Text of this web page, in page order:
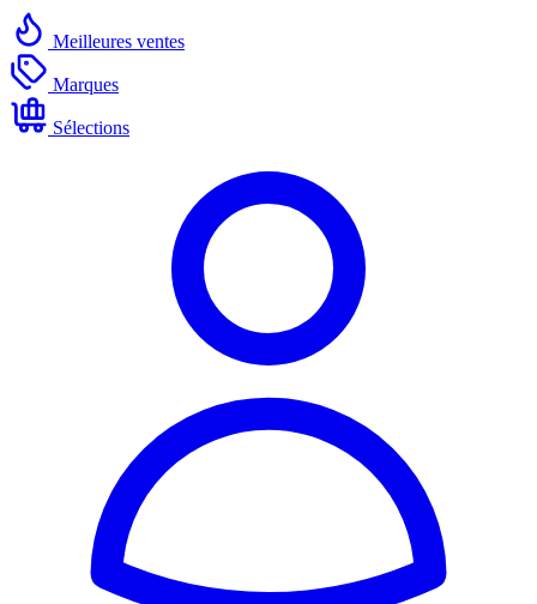
Meilleures ventes
Marques
Sélections